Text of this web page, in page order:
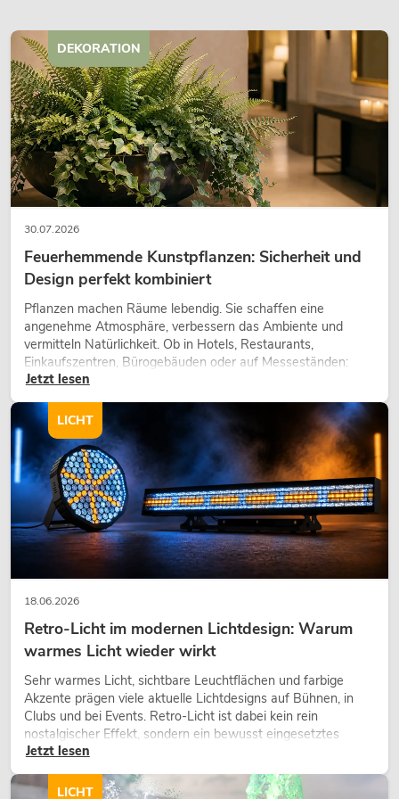
30.07.2026
Feuerhemmende Kunstpflanzen: Sicherheit und
Design perfekt kombiniert
Pflanzen machen Räume lebendig. Sie schaffen eine
angenehme Atmosphäre, verbessern das Ambiente und
vermitteln Natürlichkeit. Ob in Hotels, Restaurants,
Einkaufszentren, Bürogebäuden oder auf Messeständen:
eine hochwertige Begrünung gehört heute längst zum
Jetzt lesen
DEKORATION
18.06.2026
Retro-Licht im modernen Lichtdesign: Warum
warmes Licht wieder wirkt
Sehr warmes Licht, sichtbare Leuchtflächen und farbige
Akzente prägen viele aktuelle Lichtdesigns auf Bühnen, in
Clubs und bei Events. Retro-Licht ist dabei kein rein
nostalgischer Effekt, sondern ein bewusst eingesetztes
Gestaltungsmittel: Es schafft Atmosphäre, gibt Szenen
wirken lassen.
Jetzt lesen
LICHT
LICHT